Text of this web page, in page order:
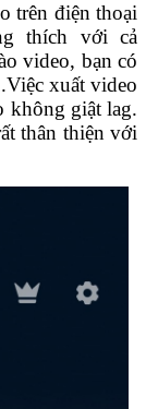
trên điện thoại
thích với cả
video, bạn có
xuất video
không giật lag.
thân thiện với